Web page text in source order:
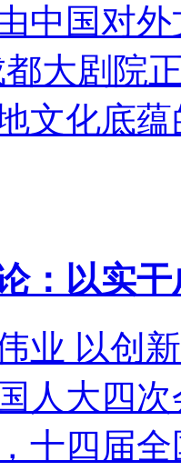
中国对
都大剧院
文化底
：以实
业 以创
人大四
十四届